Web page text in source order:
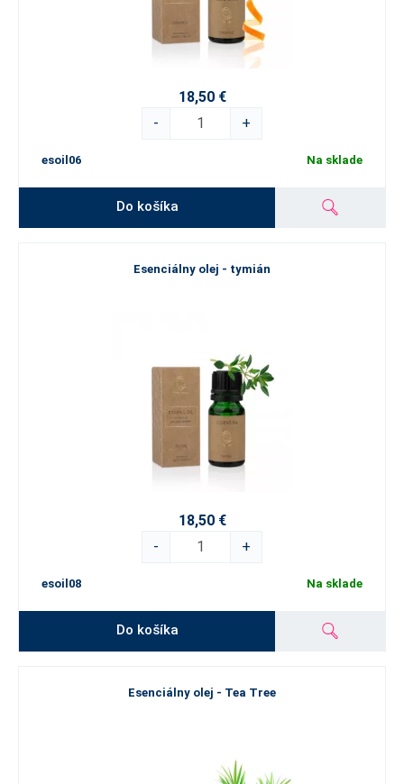
18,50 €
-
+
esoil06 Na sklade
Do košíka
Esenciálny olej - tymián
18,50 €
-
+
esoil08 Na sklade
Do košíka
Esenciálny olej - Tea Tree